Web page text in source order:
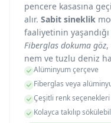
pencere kasasına
alır. Sabit sineklik
faaliyetinin
Fiberglas dokuma göz
nem ve tuzlu deniz
Alüminyum çerçeve
Fiberglas veya
Çeşitli renk seçenekleri
Kolayca takılıp